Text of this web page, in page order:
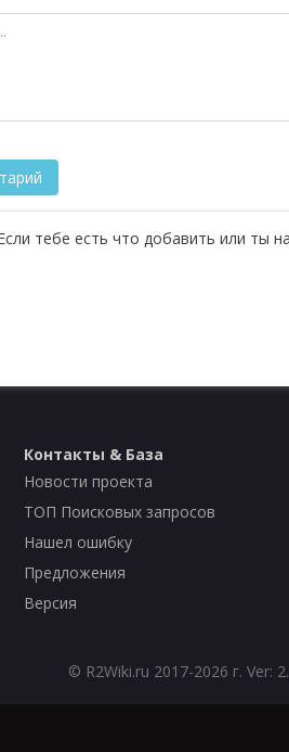
тебе есть что добавить или ты
Контакты & База
Новости проекта
ТОП Поисковых запросов
Нашел ошибку
Предложения
Версия
© R2Wiki.ru 2017-2026 г. Ver: